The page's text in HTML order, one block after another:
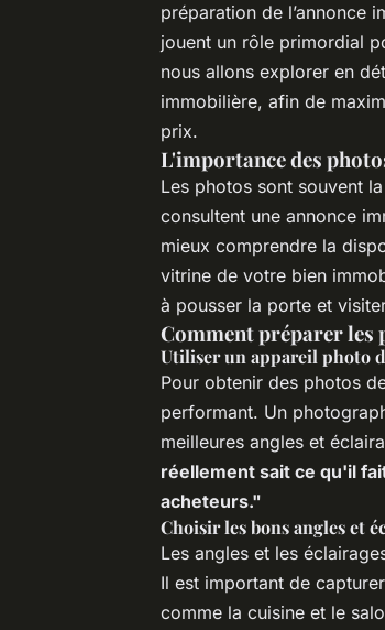
préparation de l’annonce
jouent un rôle primordial
nous allons explorer en
immobilière, afin de
prix.
L'importance des
Les photos sont souvent
consultent une annonce
mieux comprendre la
vitrine de votre bien
à pousser la porte et
Comment préparer les
Utiliser un appareil photo
Pour obtenir des photos
performant. Un
meilleures angles et
réellement sait ce qu'il
acheteurs."
Choisir les bons angles et
Les angles et les
Il est important de
comme la cuisine et le